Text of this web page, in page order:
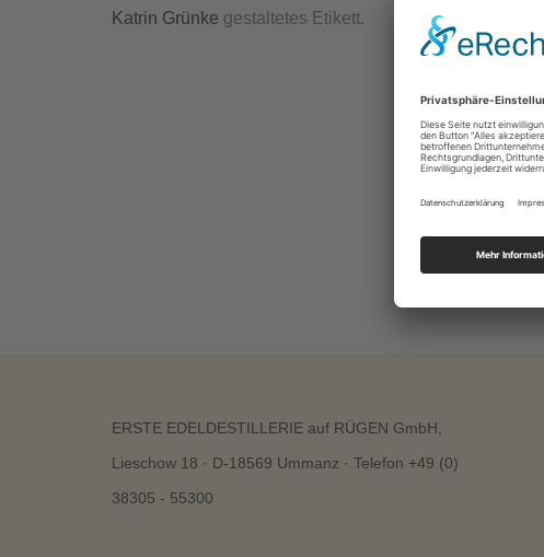
Katrin Grünke gestaltetes Etikett.
ERSTE EDELDESTILLERIE auf RÜGEN GmbH,
Lieschow 18 · D-18569 Ummanz · Telefon +49 (0)
38305 - 55300